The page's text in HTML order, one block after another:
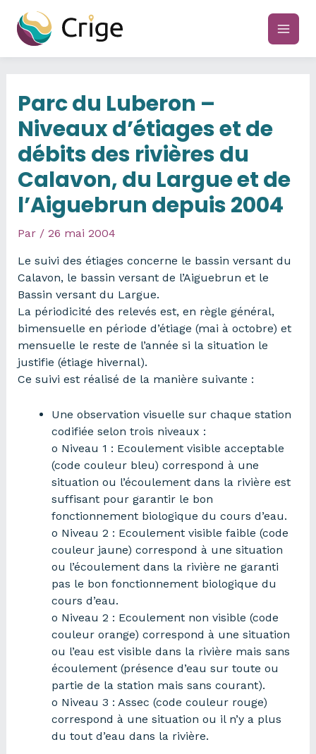
contenu
main
Parc du Luberon –
Niveaux d’étiages et de
débits des rivières du
Calavon, du Largue et de
l’Aiguebrun depuis 2004
Par / 26 mai 2004
Le suivi des étiages concerne le bassin versant du
Calavon, le bassin versant de l’Aiguebrun et le
Bassin versant du Largue.
La périodicité des relevés est, en règle général,
bimensuelle en période d’étiage (mai à octobre) et
mensuelle le reste de l’année si la situation le
justifie (étiage hivernal).
Ce suivi est réalisé de la manière suivante :
Une observation visuelle sur chaque station
codifiée selon trois niveaux :
o Niveau 1 : Ecoulement visible acceptable
(code couleur bleu) correspond à une
situation ou l’écoulement dans la rivière est
suffisant pour garantir le bon
fonctionnement biologique du cours d’eau.
o Niveau 2 : Ecoulement visible faible (code
couleur jaune) correspond à une situation
ou l’écoulement dans la rivière ne garanti
pas le bon fonctionnement biologique du
cours d’eau.
o Niveau 2 : Ecoulement non visible (code
couleur orange) correspond à une situation
ou l’eau est visible dans la rivière mais sans
écoulement (présence d’eau sur toute ou
partie de la station mais sans courant).
o Niveau 3 : Assec (code couleur rouge)
correspond à une situation ou il n’y a plus
du tout d’eau dans la rivière.